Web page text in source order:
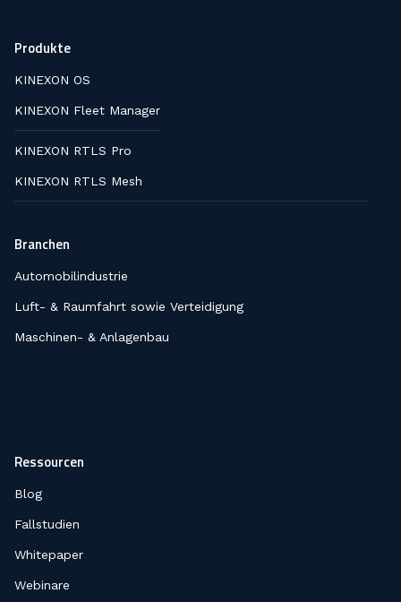
Produkte
KINEXON OS
KINEXON Fleet Manager
KINEXON RTLS Pro
KINEXON RTLS Mesh
Branchen
Automobilindustrie
Luft- & Raumfahrt sowie Verteidigung
Maschinen- & Anlagenbau
Ressourcen
Blog
Fallstudien
Whitepaper
Webinare